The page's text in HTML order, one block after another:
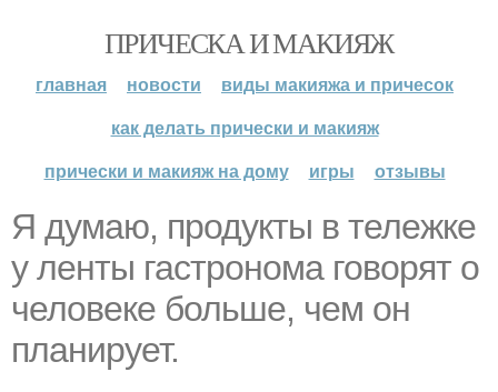
ПРИЧЕСКА И МАКИЯЖ
главная новости
виды макияжа и причесок
как делать прически и макияж
прически и макияж на дому
игры отзывы
Я думаю, продукты в тележке
у ленты гастронома говорят о
человеке больше, чем он
планирует.